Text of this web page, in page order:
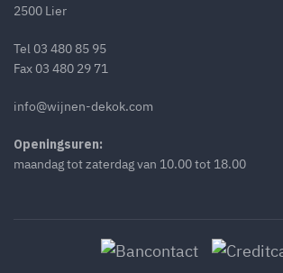
2500 Lier
Tel 03 480 85 95
Fax 03 480 29 71
info@wijnen-dekok.com
Openingsuren:
maandag tot zaterdag van 10.00 tot 18.00